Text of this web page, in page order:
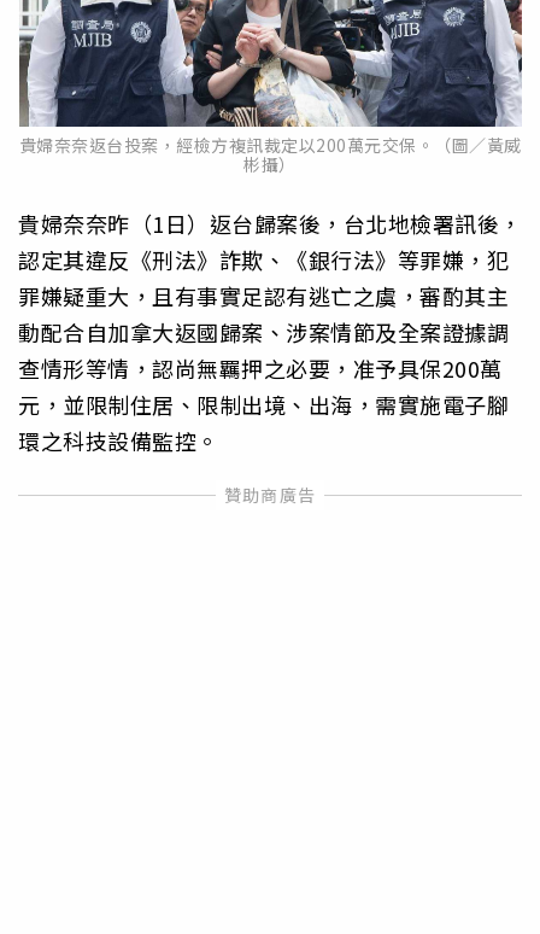
貴婦奈奈返台投案，經檢方複訊裁定以200萬元交保。（圖／黃威
彬攝）
貴婦奈奈昨（1日）返台歸案後，台北地檢署訊後，
認定其違反《刑法》詐欺、《銀行法》等罪嫌，犯
罪嫌疑重大，且有事實足認有逃亡之虞，審酌其主
動配合自加拿大返國歸案、涉案情節及全案證據調
查情形等情，認尚無羈押之必要，准予具保200萬
元，並限制住居、限制出境、出海，需實施電子腳
環之科技設備監控。